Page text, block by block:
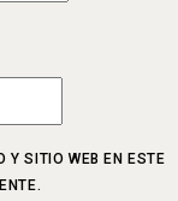
Y SITIO WEB EN ESTE